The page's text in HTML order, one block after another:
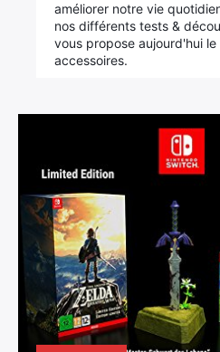
améliorer notre vie
nos différents tests &
vous propose aujourd'hui
accessoires.